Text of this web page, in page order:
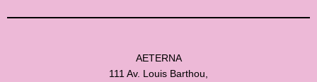
AETERNA
111 Av. Louis Barthou,